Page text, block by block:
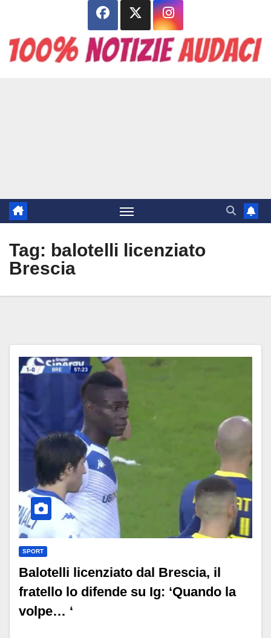
contenuto
Tag: balotelli licenziato
Brescia
SPORT
Balotelli licenziato dal Brescia, il
fratello lo difende su Ig: ‘Quando la
volpe… ‘